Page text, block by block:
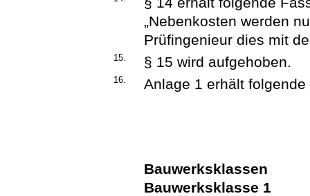
„Nebenkosten werden
Prüfingenieur dies mit
15. § 15 wird aufgehoben.
16. Anlage 1 erhält
Bauwerksklassen
Bauwerksklasse 1